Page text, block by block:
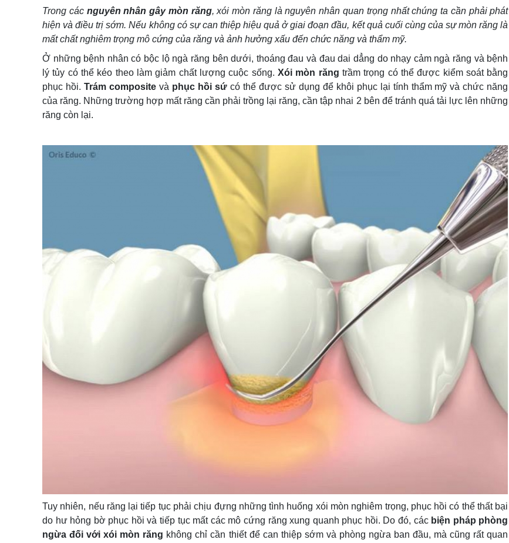
Trong các nguyên nhân gây mòn răng, xói mòn răng là nguyên nhân quan trọng nhất chúng ta cần phải phát
hiện và điều trị sớm. Nếu không có sự can thiệp hiệu quả ở giai đoạn đầu, kết quả cuối cùng của sự mòn răng là
mất chất nghiêm trọng mô cứng của răng và ảnh hưởng xấu đến chức năng và thẩm mỹ.
Ở những bệnh nhân có bộc lộ ngà răng bên dưới, thoáng đau và đau dai dẳng do nhạy cảm ngà răng và bệnh
lý tủy có thể kéo theo làm giảm chất lượng cuộc sống. Xói mòn răng trầm trọng có thể được kiểm soát bằng
phục hồi. Trám compositevà phục hồi sứcó thể được sử dụng để khôi phục lại tính thẩm mỹ và chức năng
của răng. Những trường hợp mất răng cần phải trồng lại răng, cần tập nhai 2 bên để tránh quá tải lực lên những
răng còn lại.
Tuy nhiên, nếu răng lại tiếp tục phải chịu đựng những tình huống xói mòn nghiêm trọng, phục hồi có thể thất bại
do hư hỏng bờ phục hồi và tiếp tục mất các mô cứng răng xung quanh phục hồi. Do đó, cácbiện pháp phòng
ngừa đối với xói mòn răng không chỉ cần thiết để can thiệp sớm và phòng ngừa ban đầu, mà cũng rất quan